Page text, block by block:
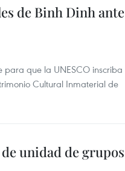
de Binh Dinh ante
que la UNESCO inscriba
Cultural Inmaterial de
unidad de grupos